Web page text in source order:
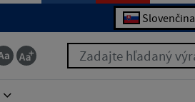
Slovenčina
Zadajte hľadaný výraz